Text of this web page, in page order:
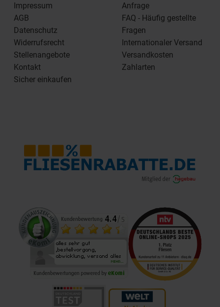
Impressum
AGB
Datenschutz
Widerrufsrecht
Stellenangebote
Kontakt
Sicher einkaufen
Anfrage
FAQ - Häufig gestellte
Fragen
Internationaler Versand
Versandkosten
Zahlarten